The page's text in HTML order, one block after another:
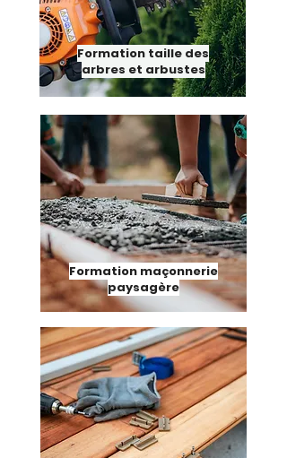
Formation taille des
arbres et arbustes
Formation maçonnerie
paysagère